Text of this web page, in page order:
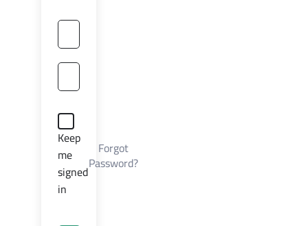
Keep
me
signed
in
Forgot
Password?